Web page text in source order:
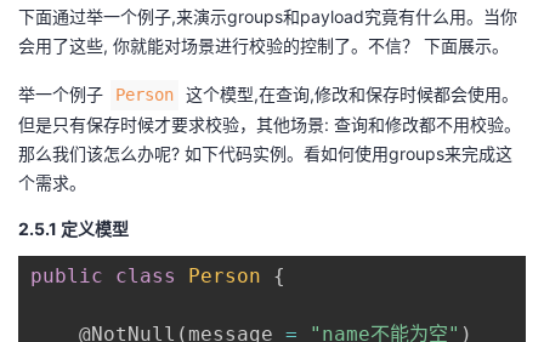
下面通过举一个例子,来演示groups和payload究竟有什么用。当你
会用了这些, 你就能对场景进行校验的控制了。不信？ 下面展示。
举一个例子 Person
这个模型,在查询,修改和保存时候都会使用。
但是只有保存时候才要求校验，其他场景: 查询和修改都不用校验。
那么我们该怎么办呢? 如下代码实例。看如何使用groups来完成这
个需求。
2.5.1 定义模型
public class Person {
@NotNull ( message = "name不能为空" )